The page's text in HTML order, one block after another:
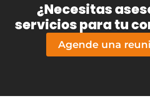
¿Necesitas
servicios para tu
Agende una